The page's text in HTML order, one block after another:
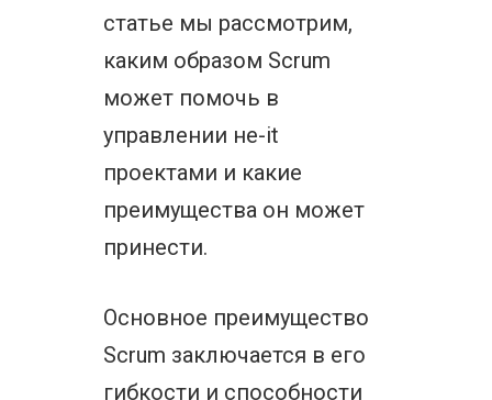
статье мы рассмотрим,
каким образом Scrum
может помочь в
управлении не-it
проектами и какие
преимущества он может
принести.
Основное преимущество
Scrum заключается в его
гибкости и способности